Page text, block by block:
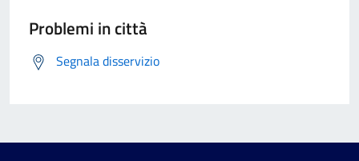
Problemi in città
Segnala disservizio